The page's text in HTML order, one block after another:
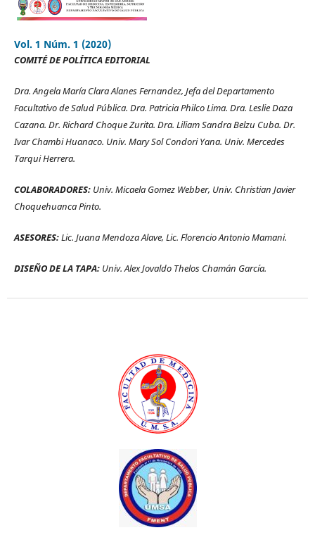
Vol. 1 Núm. 1 (2020)
COMITÉ DE POLÍTICA EDITORIAL
Dra. Angela María Clara Alanes Fernandez, Jefa del Departamento
Facultativo de Salud Pública. Dra. Patricia Philco Lima. Dra. Leslie Daza
Cazana. Dr. Richard Choque Zurita. Dra. Liliam Sandra Belzu Cuba. Dr.
Ivar Chambi Huanaco. Univ. Mary Sol Condori Yana. Univ. Mercedes
Tarqui Herrera.
COLABORADORES: Univ. Micaela Gomez Webber, Univ. Christian Javier
Choquehuanca Pinto.
ASESORES:Lic. Juana Mendoza Alave, Lic. Florencio Antonio Mamani.
DISEÑO DE LA TAPA:Univ. Alex Jovaldo Thelos Chamán García.